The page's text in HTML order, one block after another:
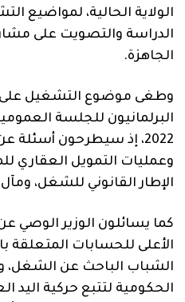
الولاية الحالية، لمواضيع
الدراسة والتصويت على
الجاهزة.
وطغى موضوع التشغيل على
2022، إذ سيطرحون
وعمليات التمويل العقاري
الإطار القانوني للشغل،
كما يسائلون الوزير الوصي
الأعلى للحسابات المتعلقة
الشباب الباحث عن الشغل،
الحكومية لتتبع حركية اليد